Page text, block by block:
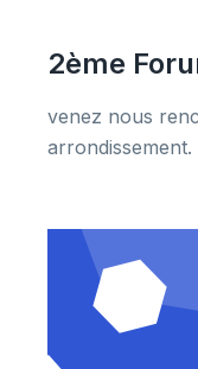
2ème
venez nous
arrondissement.